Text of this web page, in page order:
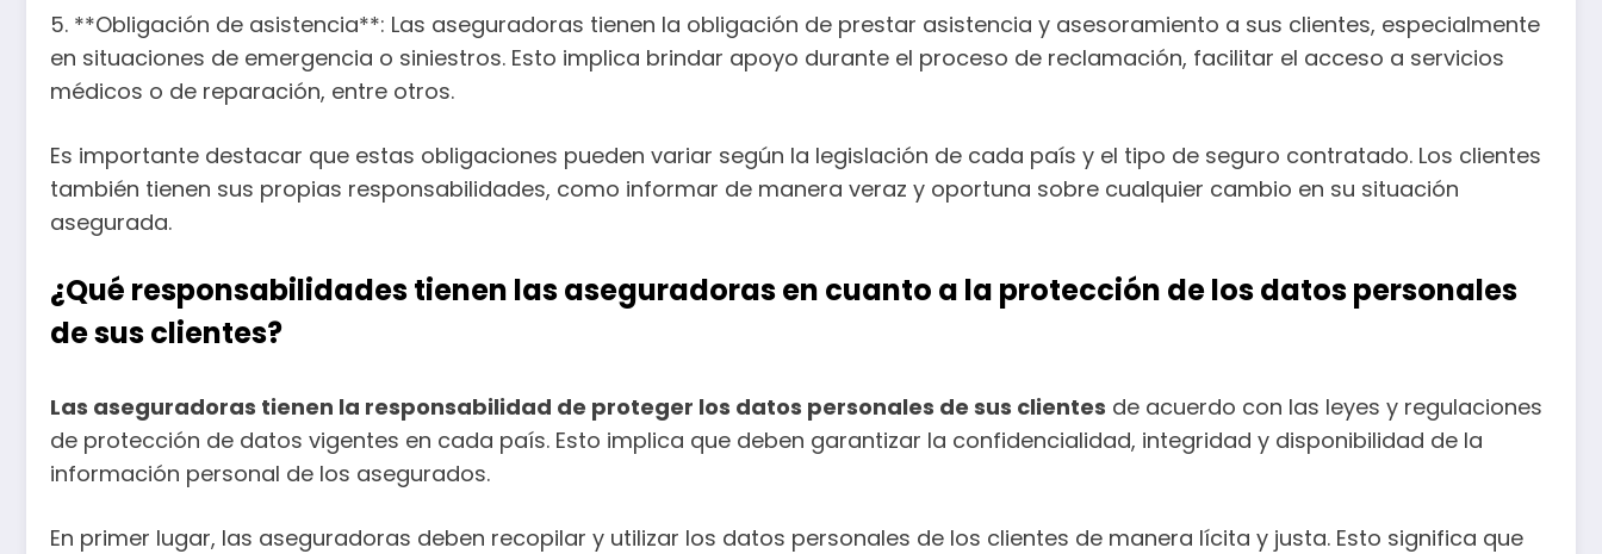
5. **Obligación de asistencia**: Las aseguradoras tienen la obligación de prestar asistencia y asesoramiento a sus clientes, especialmente
en situaciones de emergencia o siniestros. Esto implica brindar apoyo durante el proceso de reclamación, facilitar el acceso a servicios
médicos o de reparación, entre otros.
Es importante destacar que estas obligaciones pueden variar según la legislación de cada país y el tipo de seguro contratado. Los clientes
también tienen sus propias responsabilidades, como informar de manera veraz y oportuna sobre cualquier cambio en su situación
asegurada.
¿Qué responsabilidades tienen las aseguradoras en cuanto a la protección de los datos personales
de sus clientes?
Las aseguradoras tienen la responsabilidad de proteger los datos personales de sus clientes de acuerdo con las leyes y regulaciones
de protección de datos vigentes en cada país. Esto implica que deben garantizar la confidencialidad, integridad y disponibilidad de la
información personal de los asegurados.
En primer lugar, las aseguradoras deben recopilar y utilizar los datos personales de los clientes de manera lícita y justa. Esto significa que